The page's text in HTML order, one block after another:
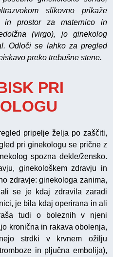
slikovno prikaže
in prostor za maternico in
(virgo), jo ginekolog
Odloči se lahko za pregled
preko trebušne stene.
PRI
pripelje želja po zaščiti,
pri ginekologu se prične z
spozna dekle/žensko.
ginekološkem zdravju in
zdravje: ginekologa zanima,
se je kdaj zdravila zaradi
je bila kdaj operirana in ali
tudi o boleznih v njeni
kronična in rakava obolenja,
strdki v krvnem ožilju
in pljučna embolija),